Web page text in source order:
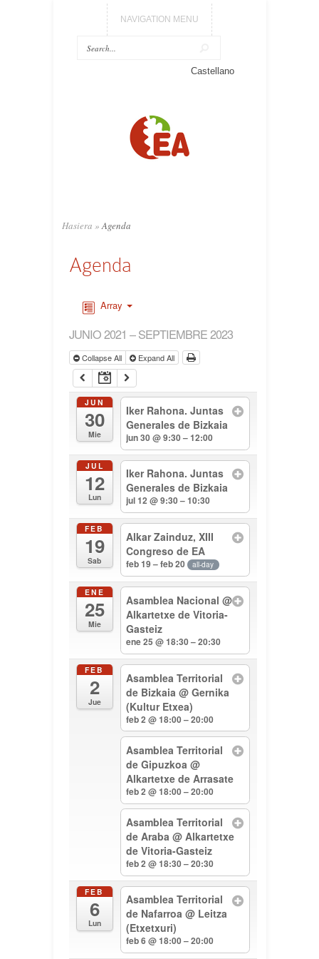
NAVIGATION MENU
Castellano
Hasiera » Agenda
Agenda
Array
JUNIO 2021 – SEPTIEMBRE 2023
Collapse All Expand All
JUN
30
Mie
Iker Rahona. Juntas
Generales de Bizkaia
jun 30 @ 9:30 – 12:00
JUL
12
Lun
Iker Rahona. Juntas
Generales de Bizkaia
jul 12 @ 9:30 – 10:30
FEB
19
Sab
Alkar Zainduz, XIII
Congreso de EA
feb 19 – feb 20 all-day
ENE
25
Mie
Asamblea Nacional@
Alkartetxe de Vitoria-
Gasteiz
ene 25 @ 18:30 – 20:30
FEB
2
Jue
Asamblea Territorial
de Bizkaia@ Gernika
(Kultur Etxea)
feb 2 @ 18:00 – 20:00
Asamblea Territorial
de Gipuzkoa@
Alkartetxe de Arrasate
feb 2 @ 18:00 – 20:00
Asamblea Territorial
de Araba@ Alkartetxe
de Vitoria-Gasteiz
feb 2 @ 18:30 – 20:30
FEB
6
Lun
Asamblea Territorial
de Nafarroa@ Leitza
(Etxetxuri)
feb 6 @ 18:00 – 20:00